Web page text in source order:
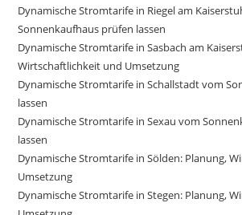
Dynamische Stromtarife in Riegel am
Sonnenkaufhaus prüfen lassen
Dynamische Stromtarife in Sasbach am
Wirtschaftlichkeit und Umsetzung
Dynamische Stromtarife in Schallstadt vom
lassen
Dynamische Stromtarife in Sexau vom
lassen
Dynamische Stromtarife in Sölden: Planung,
Umsetzung
Dynamische Stromtarife in Stegen: Planung,